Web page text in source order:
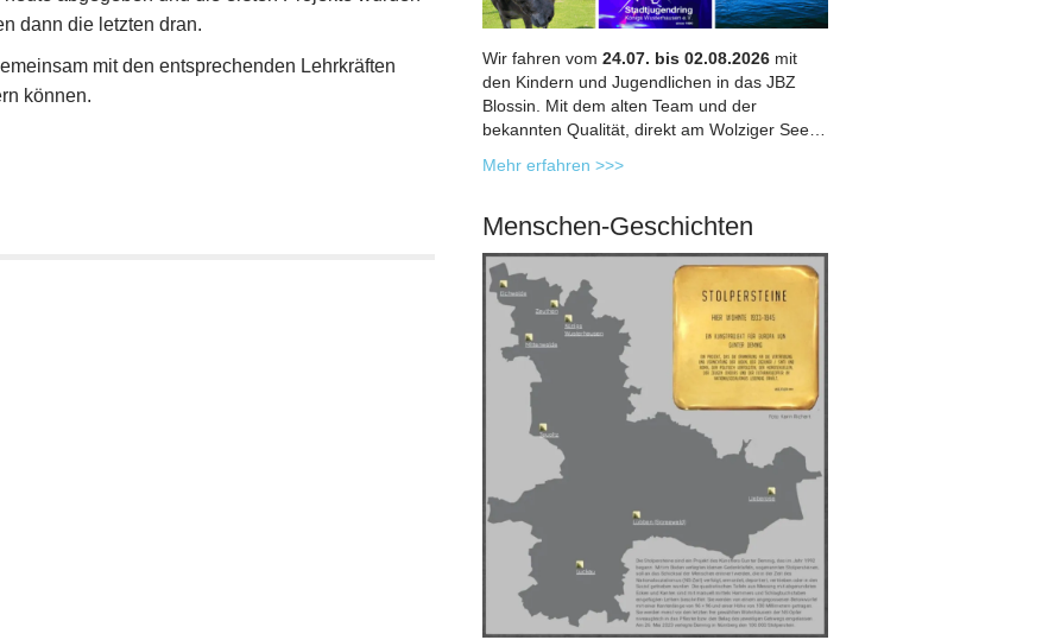
dann die letzten dran.
mit den entsprechenden Lehrkräften
können.
Wir fahren vom24.07. bis 02.08.2026 mit
den Kindern und Jugendlichen in das JBZ
Blossin. Mit dem alten Team und der
bekannten Qualität, direkt am Wolziger See…
Mehr erfahren >>>
Menschen-Geschichten